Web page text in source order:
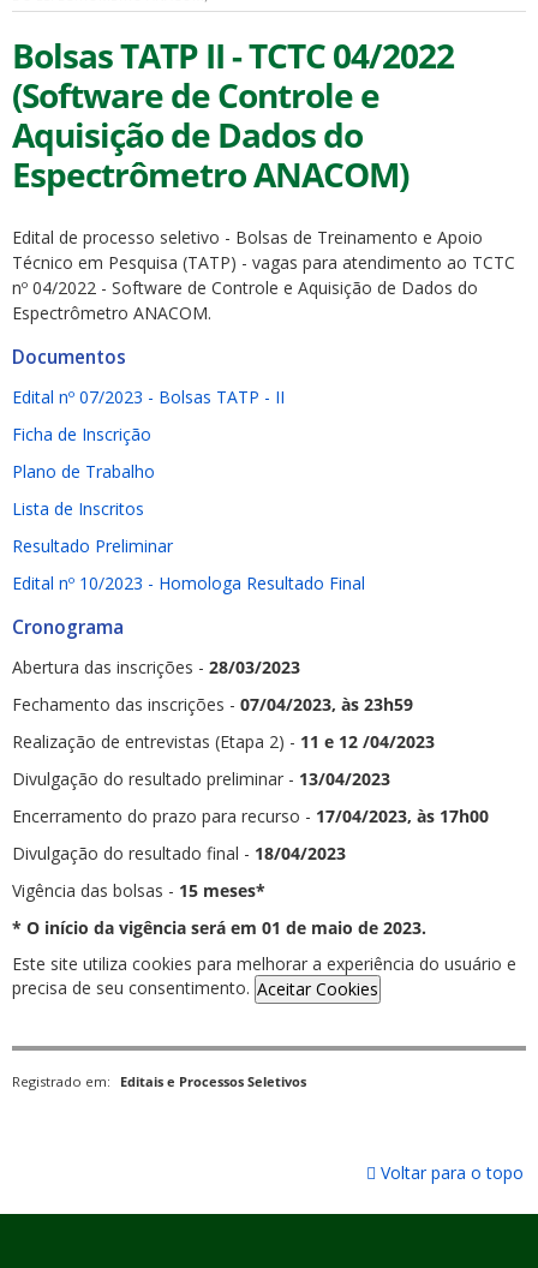
Bolsas TATP II - TCTC 04/2022
(Software de Controle e
Aquisição de Dados do
Espectrômetro ANACOM)
Edital de processo seletivo - Bolsas de Treinamento e Apoio
Técnico em Pesquisa (TATP) - vagas para atendimento ao TCTC
nº 04/2022 - Software de Controle e Aquisição de Dados do
Espectrômetro ANACOM.
Documentos
Edital nº 07/2023 - Bolsas TATP - II
Ficha de Inscrição
Plano de Trabalho
Lista de Inscritos
Resultado Preliminar
Edital nº 10/2023 - Homologa Resultado Final
Cronograma
Abertura das inscrições - 28/03/2023
Fechamento das inscrições - 07/04/2023, às 23h59
Realização de entrevistas (Etapa 2) - 11 e 12 /04/2023
Divulgação do resultado preliminar - 13/04/2023
Encerramento do prazo para recurso - 17/04/2023, às 17h00
Divulgação do resultado final - 18/04/2023
Vigência das bolsas - 15 meses*
* O início da vigência será em 01 de maio de 2023.
Este site utiliza cookies para melhorar a experiência do usuário e
precisa de seu consentimento. Aceitar Cookies
Registrado em: Editais e Processos Seletivos
Voltar para o topo